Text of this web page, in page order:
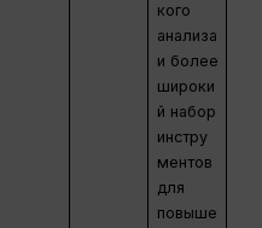
кого
анализа
и более
широки
й набор
инстру
ментов
для
повыше